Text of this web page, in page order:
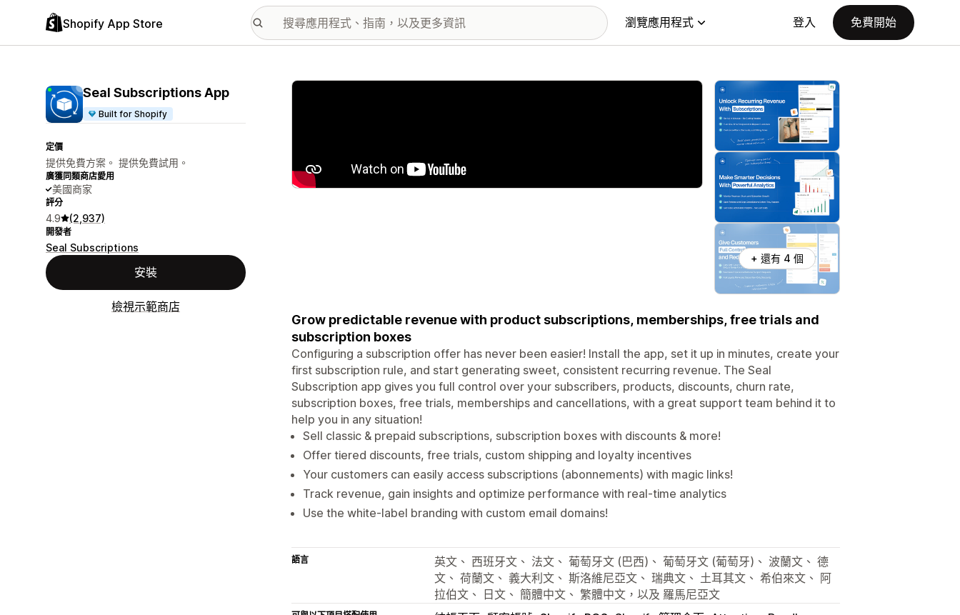
Shopify App Store 瀏覽應用程式 登入 免費開始
Seal Subscriptions App
Built for Shopify
定價
提供免費方案。 提供免費試用。
廣獲同類商店愛用
美國商家
評分
4.9 (2,937)
開發者
Seal Subscriptions
安裝
檢視示範商店
主要圖片圖庫
+ 還有 4 個
Grow predictable revenue with product subscriptions, memberships, free trials and
subscription boxes
Configuring a subscription offer has never been easier! Install the app, set it up in minutes, create your
first subscription rule, and start generating sweet, consistent recurring revenue. The Seal
Subscription app gives you full control over your subscribers, products, discounts, churn rate,
subscription boxes, free trials, memberships and cancellations, with a great support team behind it to
help you in any situation!
Sell classic & prepaid subscriptions, subscription boxes with discounts & more!
Offer tiered discounts, free trials, custom shipping and loyalty incentives
Your customers can easily access subscriptions (abonnements) with magic links!
Track revenue, gain insights and optimize performance with real-time analytics
Use the white-label branding with custom email domains!
語言
英文、 西班牙文、 法文、 葡萄牙文 (巴西)、 葡萄牙文 (葡萄牙)、 波蘭文、 德
文、 荷蘭文、 義大利文、 斯洛維尼亞文、 瑞典文、 土耳其文、 希伯來文、 阿
拉伯文、 日文、 簡體中文、 繁體中文，以及 羅馬尼亞文